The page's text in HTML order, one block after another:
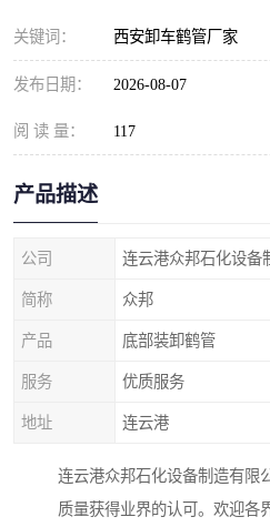
关键词： 西安卸车鹤管厂家
发布日期： 2026-08-07
阅 读 量： 117
产品描述
公司 连云港众邦石化设备
简称 众邦
产品 底部装卸鹤管
服务 优质服务
地址 连云港
连云港众邦石化设备制造有限
质量获得业界的认可。欢迎各